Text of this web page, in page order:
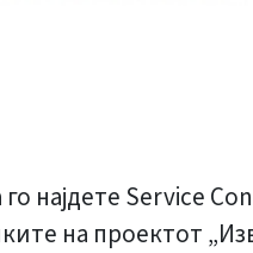
го најдете Service
на проектот